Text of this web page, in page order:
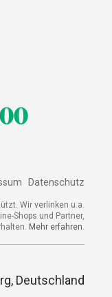
Datenschutz
Wir verlinken u.a.
Shops und Partner,
Mehr erfahren.
Deutschland